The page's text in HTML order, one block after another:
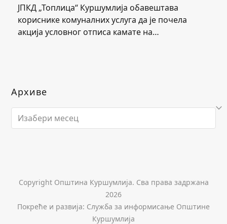
ЈПКД „Топлица“ Куршумлија обавештава
кориснике комуналних услуга да је почела
акција условног отписа камате на…
Архиве
Архиве
Copyright Општина Куршумлија. Сва права задржана
2026
Покреће и развија: Служба за информисање Општине
Куршумлија